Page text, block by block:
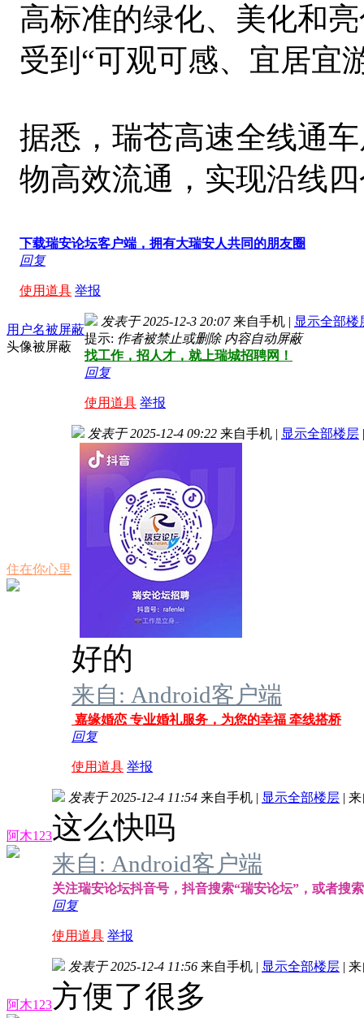
高标准的绿化、美化和
受到“可观可感、宜居宜
据悉，瑞苍高速全线通
物高效流通，实现沿线
下载瑞安论坛客户端，拥有大瑞安人共同的朋友圈
回复
使用道具 举报
用户名被屏蔽
头像被屏蔽
发表于 2025-12-3 20:07 来自手机 | 显示全部楼
提示: 作者被禁止或删除 内容自动屏蔽
找工作，招人才，就上瑞城招聘网！
回复
使用道具 举报
住在你心里
发表于 2025-12-4 09:22 来自手机 | 显示全部楼层 |
好的
来自: Android客户端
嘉缘婚恋 专业婚礼服务，为您的幸福 牵线搭桥
回复
使用道具 举报
阿木123
发表于 2025-12-4 11:54 来自手机 | 显示全部楼层 | 来
这么快吗
来自: Android客户端
关注瑞安论坛抖音号，抖音搜索“瑞安论坛”，或者搜
回复
使用道具 举报
阿木123
发表于 2025-12-4 11:56 来自手机 | 显示全部楼层 | 来
方便了很多